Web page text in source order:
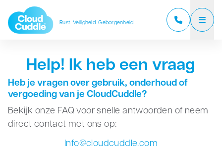
Rust. Veiligheid. Geborgenheid.
CloudCuddle Junior
CloudCuddle Maxx
Over ons
Verkooppartners
Help! Ik heb een vraag
Heb je vragen over gebruik, onderhoud of
vergoeding van je CloudCuddle?
Bekijk onze FAQ voor snelle antwoorden of neem
direct contact met ons op:
Info@cloudcuddle.com